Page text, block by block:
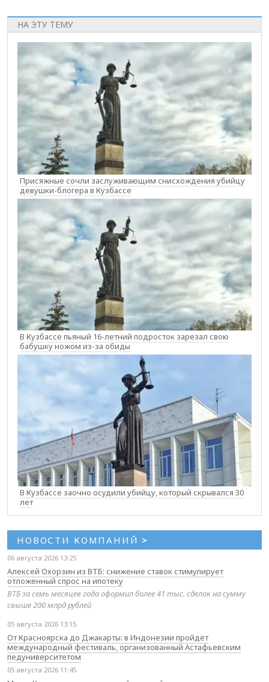
НА ЭТУ ТЕМУ
Присяжные сочли заслуживающим снисхождения убийцу
девушки-блогера в Кузбассе
В Кузбассе пьяный 16-летний подросток зарезал свою
бабушку ножом из-за обиды
В Кузбассе заочно осудили убийцу, который скрывался 30
лет
НОВОСТИ КОМПАНИЙ >
06 августа 2026 13:25
Алексей Охорзин из ВТБ: снижение ставок стимулирует
отложенный спрос на ипотеку
ВТБ за семь месяцев года оформил более 41 тыс. сделок на сумму
свыше 200 млрд рублей
05 августа 2026 13:15
От Красноярска до Джакарты: в Индонезии пройдёт
международный фестиваль, организованный Астафьевским
педуниверситетом
05 августа 2026 11:45